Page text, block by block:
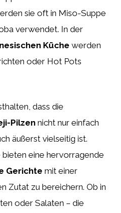
sie oft in Miso-Suppe
verwendet. In der
Küche werden
oder Hot Pots
dass die
Pilzen nicht nur einfach
äußerst vielseitig ist.
bieten eine hervorragende
Gerichte mit einer
Zutat zu bereichern. Ob in
oder Salaten – die